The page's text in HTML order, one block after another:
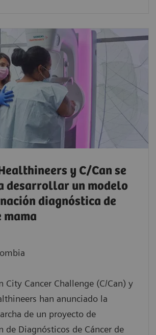
y C/Can se
desarrollar un modelo
diagnóstica de
mama
City Cancer Challenge (C/Can) y
han anunciado la
de un proyecto de
de Diagnósticos de Cáncer de